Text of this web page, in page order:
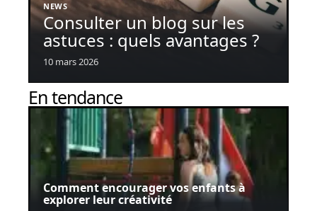
NEWS
Consulter un blog sur les
astuces : quels avantages ?
10 mars 2026
En tendance
Comment encourager vos enfants à
explorer leur créativité